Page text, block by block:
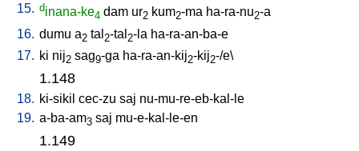
15. dinana-ke4 dam ur2 kum2-ma ha-ra-nu2-a
16. dumu a2 tal 2-tal 2-la ha-ra-an-ba-e
17. ki nij2 sag9-ga ha-ra-an-kij2-kij2-/e\
1.148
18. ki-sikil cec-zu saj nu-mu-re-eb-kal-le
19. a-ba-am3 saj mu-e-kal-le-en
1.149